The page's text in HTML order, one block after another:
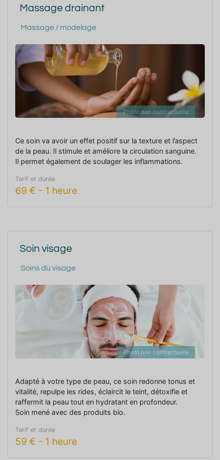
Massage drainant
Massage / modelage
Photo non contractuelle
Ce soin va avoir un effet positif sur la texture et l’aspect
de la peau. Il stimule et améliore la circulation sanguine.
Il permet également de soulager les inflammations.
Tarif et durée
69 € - 1 heure
Soin visage
Soins du visage
Photo non contractuelle
Adapté à votre type de peau, ce soin redonne tonus et
vitalité, repulpe les rides, éclaircit le teint, détoxifie et
raffermit la peau tout en hydratant en profondeur.
Soin mené avec des produits bio.
Tarif et durée
59 € - 1 heure